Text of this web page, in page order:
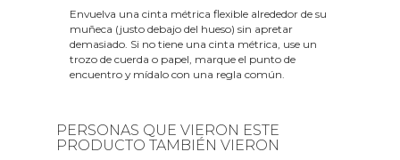
Envuelva una cinta métrica flexible alrededor de su
muñeca (justo debajo del hueso) sin apretar
demasiado. Si no tiene una cinta métrica, use un
trozo de cuerda o papel, marque el punto de
encuentro y mídalo con una regla común.
PERSONAS QUE VIERON ESTE
PRODUCTO TAMBIÉN VIERON